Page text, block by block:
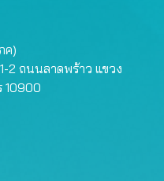
ค)
2 ถนนลาดพร้าว แขวง
10900